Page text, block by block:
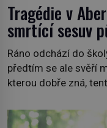
Tragédie v
smrtící sesuv
Ráno odchází do
předtím se ale svěří
kterou dobře zná,
později je mrtvá.